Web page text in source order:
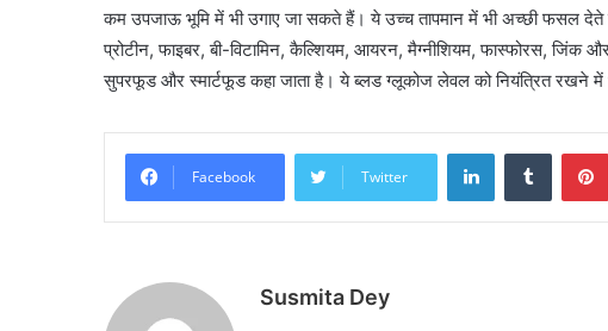
कम उपजाऊ भूमि में भी उगाए जा सकते हैं। ये उच्च तापमान में भी अच्छी फसल देते
प्रोटीन, फाइबर, बी-विटामिन, कैल्शियम, आयरन, मैग्नीशियम, फास्फोरस, जिंक
सुपरफूड और स्मार्टफूड कहा जाता है। ये ब्लड ग्लूकोज लेवल को नियंत्रित रखने में
Facebook Twitter
LinkedInTumblr
Susmita Dey